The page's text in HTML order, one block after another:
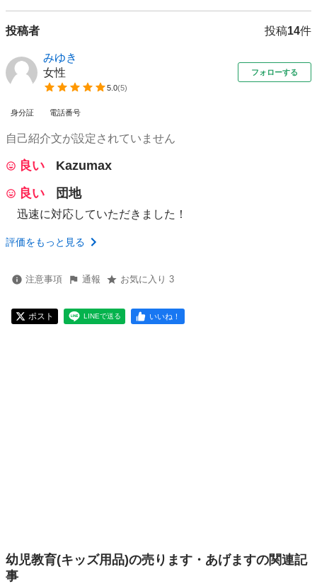
投稿者 投稿14件
みゆき
女性
5.0(5)
フォローする
身分証 電話番号
自己紹介文が設定されていません
良い
Kazumax
良い
団地
迅速に対応していただきました！
評価をもっと見る
注意事項 通報 お気に入り 3
ポスト LINEで送る いいね！
幼児教育(キッズ用品)の売ります・あげますの関連記
事